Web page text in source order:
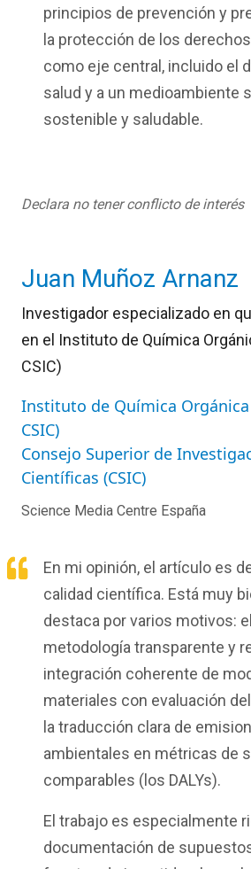
principios de prevención y
la protección de los
como eje central, incluido el
salud y a un medioambiente
sostenible y saludable.
Declara no tener conflicto de interés
Juan Muñoz Arnanz
Investigador especializado en
en el Instituto de Química
CSIC)
Instituto de Química Orgánica
CSIC)
Consejo Superior de
Científicas (CSIC)
Science Media Centre España
En mi opinión, el artículo es
calidad científica. Está muy
destaca por varios motivos:
metodología transparente y
integración coherente de
materiales con evaluación
la traducción clara de
ambientales en métricas de
comparables (los DALYs).
El trabajo es especialmente
documentación de